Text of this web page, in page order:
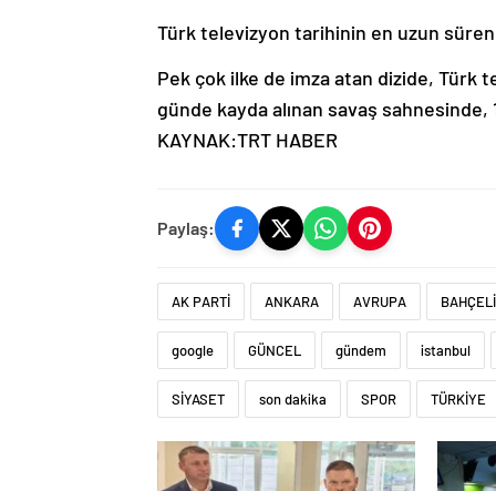
Türk televizyon tarihinin en uzun
Pek çok ilke de imza atan dizide, Türk
günde kayda alınan savaş sahnesinde,
KAYNAK:TRT HABER
Paylaş:
AK PARTİ ANKARA AVRUPA BAHÇELİ
google GÜNCEL gündem istanbul
SİYASET son dakika SPOR TÜRKİYE